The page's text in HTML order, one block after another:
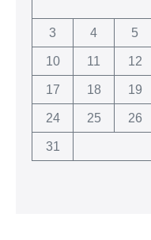
3 4 5
10 11 12
17 18 19
24 25 26
31